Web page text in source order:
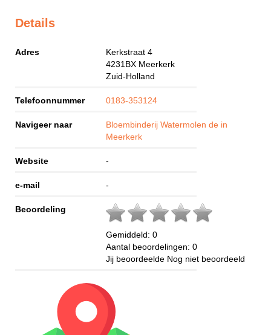
Details
Adres
Kerkstraat 4
4231BX Meerkerk
Zuid-Holland
Telefoonnummer 0183-353124
Navigeer naar
Bloembinderij Watermolen de in
Meerkerk
Website -
e-mail -
Beoordeling
Gemiddeld: 0
Aantal beoordelingen: 0
Jij beoordeelde Nog niet beoordeeld